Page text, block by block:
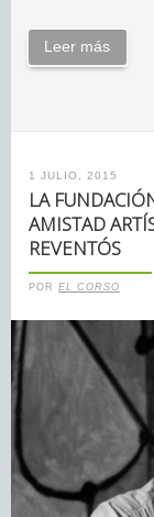
Leer más
1 JULIO, 2015
LA
AMISTAD
REVENTÓS
POR EL CORSO